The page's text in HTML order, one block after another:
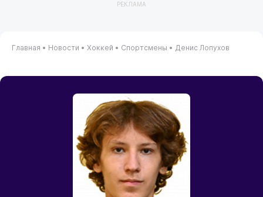
РЕКЛАМА
Главная • Новости • Хоккей • Спортсмены • Денис Лопухов